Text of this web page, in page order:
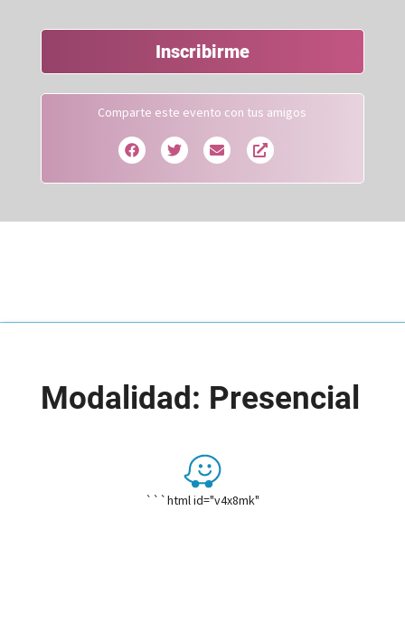
Inscribirme
Comparte este evento con tus amigos
Modalidad: Presencial
```html id="v4x8mk"